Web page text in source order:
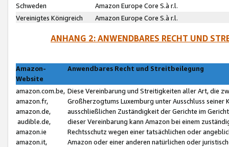
Schweden
Amazon Europe Core S.à r.l.
Vereinigtes Königreich
Amazon Europe Core S.à r.l.
ANHANG 2: ANWENDBARES RECHT UND
Amazon-
Website
Anwendbares Recht und Streitbeilegung
amazon.com.be,
amazon.fr,
amazon.de,
audible.de,
amazon.ie
amazon.it,
Diese Vereinbarung und Streitigkeiten aller Art, die
Großherzogtums Luxemburg unter Ausschluss
ausschließlichen Zuständigkeit der Gerichte im
dieser Vereinbarung kann Amazon bei einem
Rechtsschutz wegen einer tatsächlichen oder
Amazon oder einer anderen natürlichen oder